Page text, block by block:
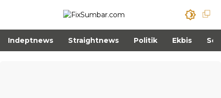
Indeptnews Straightnews Politik Ekbis